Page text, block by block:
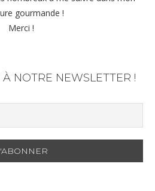
gourmande !
Merci !
NOTRE NEWSLETTER !